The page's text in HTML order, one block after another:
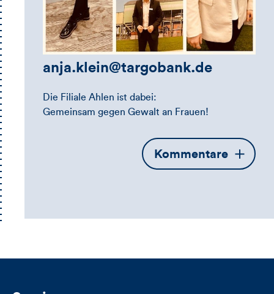
anja.klein@targobank.de
Die Filiale Ahlen ist dabei:
Gemeinsam gegen Gewalt an Frauen!
Öffnet
die
Kommentare